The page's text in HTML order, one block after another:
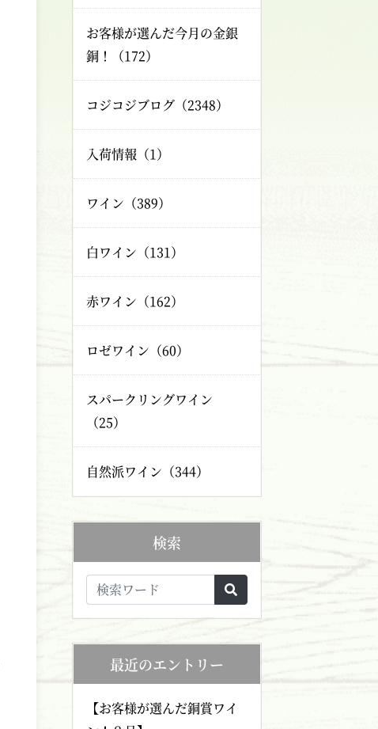
お客様が選んだ今月の金銀
銅！（172）
コジコジブログ（2348）
入荷情報（1）
ワイン（389）
白ワイン（131）
赤ワイン（162）
ロゼワイン（60）
スパークリングワイン
（25）
自然派ワイン（344）
検索
最近のエントリー
【お客様が選んだ銅賞ワイ